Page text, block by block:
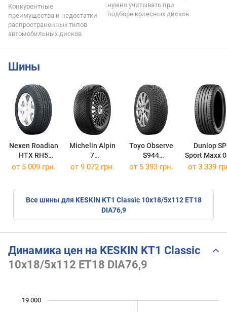
Конкурентные
преимущества и недостатки
распространенных типов
автомобильных дисков
нужно учитывать при
подборе колесных дисков
Шины
Nexen Roadian
HTX RH5
265/60 R18 110H
Michelin Alpin
7
235/55 R18 104H
Toyo Observe
S944
225/55 R18 102V
Dunlop SP
Sport Maxx
225/55 R18
от 5 009 грн. от 9 072 грн. от 5 393 грн. от 3 339
Все шины для KESKIN KT1 Classic 10x18/5x112 ET18
DIA76,9
Динамика цен на KESKIN KT1 Classic
10x18/5x112 ET18 DIA76,9
19 000